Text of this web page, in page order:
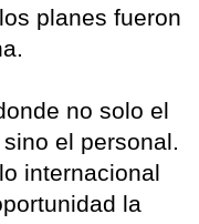
planes fueron
no solo el
el personal.
internacional
la